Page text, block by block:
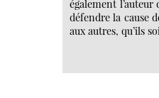
également
défendre la cause
aux autres, qu’ils